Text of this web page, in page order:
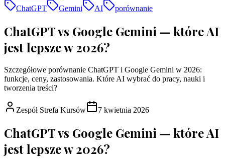
ChatGPT
Gemini AI porównanie
ChatGPT vs Google Gemini — które AI
jest lepsze w 2026?
Szczegółowe porównanie ChatGPT i Google Gemini w 2026:
funkcje, ceny, zastosowania. Które AI wybrać do pracy, nauki i
tworzenia treści?
Zespół Strefa Kursów 7 kwietnia 2026
ChatGPT vs Google Gemini — które AI
jest lepsze w 2026?